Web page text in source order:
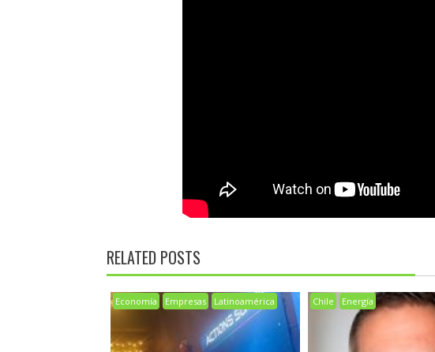
RELATED POSTS
Economía Empresas Latinoamérica Chile Energía